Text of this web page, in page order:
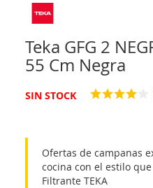
Teka GFG 2
55 Cm Negra
SIN STOCK
Ofertas de campanas
cocina con el estilo
Filtrante TEKA